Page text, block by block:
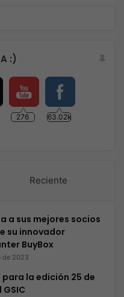
:)
276 63.02k
Reciente
a sus mejores socios
su innovador
BuyBox
de 2023
la edición 25 de